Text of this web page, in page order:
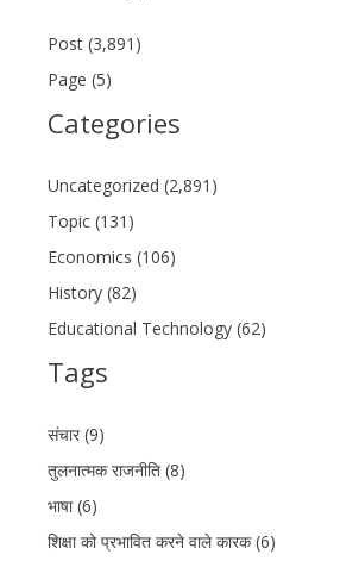
Post (3,891)
Page (5)
Categories
Uncategorized (2,891)
Topic (131)
Economics (106)
History (82)
Educational Technology (62)
Tags
संचार (9)
तुलनात्मक राजनीति (8)
भाषा (6)
शिक्षा को प्रभावित करने वाले कारक (6)